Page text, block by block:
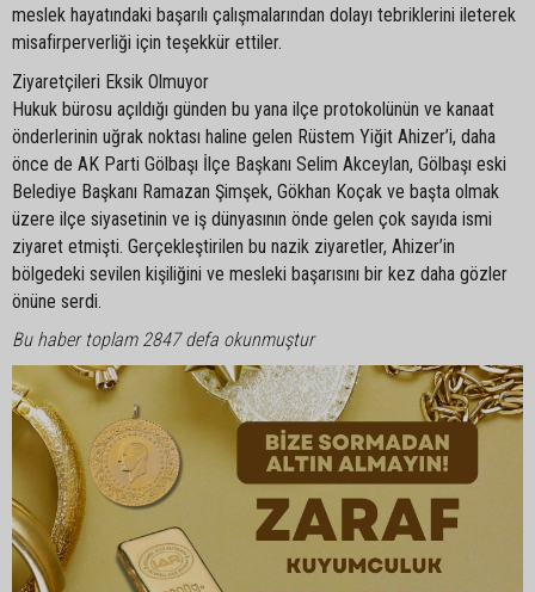
meslek hayatındaki başarılı çalışmalarından dolayı tebriklerini ileterek
misafirperverliği için teşekkür ettiler.
Ziyaretçileri Eksik Olmuyor
Hukuk bürosu açıldığı günden bu yana ilçe protokolünün ve kanaat
önderlerinin uğrak noktası haline gelen Rüstem Yiğit Ahizer’i, daha
önce de AK Parti Gölbaşı İlçe Başkanı Selim Akceylan, Gölbaşı eski
Belediye Başkanı Ramazan Şimşek, Gökhan Koçak ve başta olmak
üzere ilçe siyasetinin ve iş dünyasının önde gelen çok sayıda ismi
ziyaret etmişti. Gerçekleştirilen bu nazik ziyaretler, Ahizer’in
bölgedeki sevilen kişiliğini ve mesleki başarısını bir kez daha gözler
önüne serdi.
Bu haber toplam 2847 defa okunmuştur